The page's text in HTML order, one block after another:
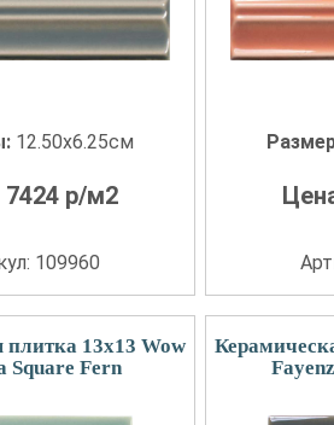
12.50x6.25см
7424р/м2
109960
плитка 13x13 Wow
Square Fern